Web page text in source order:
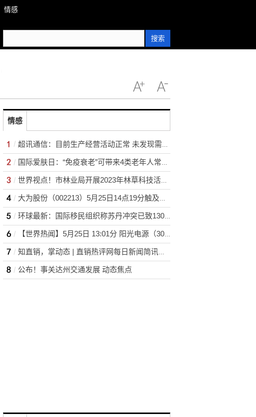
情感
搜索
情感
超讯通信：目前生产经营活动正常 未发现需要澄清或回应的媒体报道或市场传闻-当前速读
国际爱肤日：“免疫衰老”可带来4类老年人常见皮肤疾病
世界视点！市林业局开展2023年林草科技活动周活动
大为股份（002213）5月25日14点19分触及涨停板
环球最新：国际移民组织称苏丹冲突已致130余万人流离失所
【世界热闻】5月25日 13:01分 阳光电源（300274）股价快速拉升
知直销，掌动态 | 直销热评网每日新闻简讯（2023年05月25日）
公布！事关达州交通发展 动态焦点